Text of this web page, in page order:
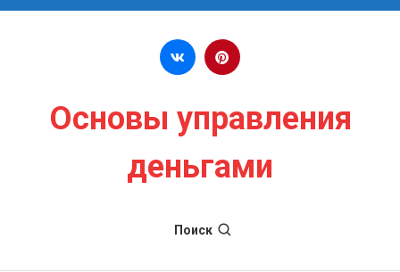
Перейти к содержимому
Основы управления
деньгами
Поиск